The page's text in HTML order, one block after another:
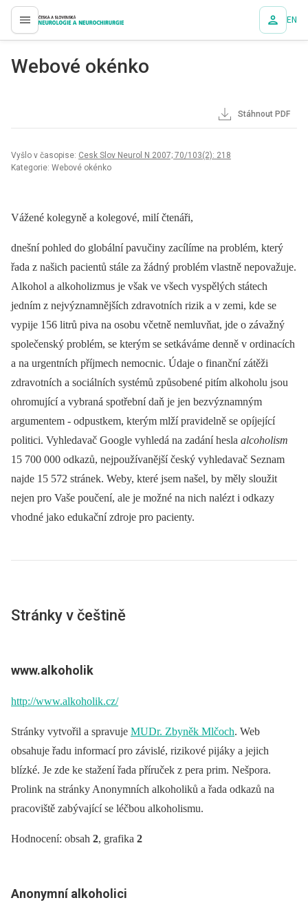
proLékaře.cz EN
Webové okénko
Stáhnout PDF
Vyšlo v časopise: Cesk Slov Neurol N 2007; 70/103(2): 218
Kategorie: Webové okénko
Vážené kolegyně a kolegové, milí čtenáři,
dnešní pohled do globální pavučiny zacílíme na problém, který
řada z našich pacientů stále za žádný problém vlastně nepovažuje.
Alkohol a alkoholizmus je však ve všech vyspělých státech
jedním z nejvýznamnějších zdravotních rizik a v zemi, kde se
vypije 156 litrů piva na osobu včetně nemluvňat, jde o závažný
společenský problém, se kterým se setkáváme denně v ordinacích
a na urgentních příjmech nemocnic. Údaje o finanční zátěži
zdravotních a sociálních systémů způsobené pitím alkoholu jsou
ohromující a vybraná spotřební daň je jen bezvýznamným
argumentem -⁠ odpustkem, kterým mlží pravidelně se opíjející
politici. Vyhledavač Google vyhledá na zadání hesla alcoholism
15 700 000 odkazů, nejpoužívanější český vyhledavač Seznam
najde 15 572 stránek. Weby, které jsem našel, by měly sloužit
nejen pro Vaše poučení, ale je možné na nich nalézt i odkazy
vhodné jako edukační zdroje pro pacienty.
Stránky v češtině
www.alkoholik
http://www.alkoholik.cz/
Stránky vytvořil a spravuje MUDr. Zbyněk Mlčoch. Web
obsahuje řadu informací pro závislé, rizikové pijáky a jejich
blízké. Je zde ke stažení řada příruček z pera prim. Nešpora.
Prolink na stránky Anonymních alkoholiků a řada odkazů na
pracoviště zabývající se léčbou alkoholismu.
Hodnocení: obsah 2, grafika 2
Anonymní alkoholici